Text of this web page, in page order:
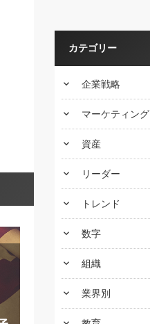
カテゴリー
keyboard_arrow_down 企業戦略
keyboard_arrow_down マーケティング
keyboard_arrow_down 資産
keyboard_arrow_down リーダー
keyboard_arrow_down トレンド
keyboard_arrow_down 数字
keyboard_arrow_down 組織
keyboard_arrow_down 業界別